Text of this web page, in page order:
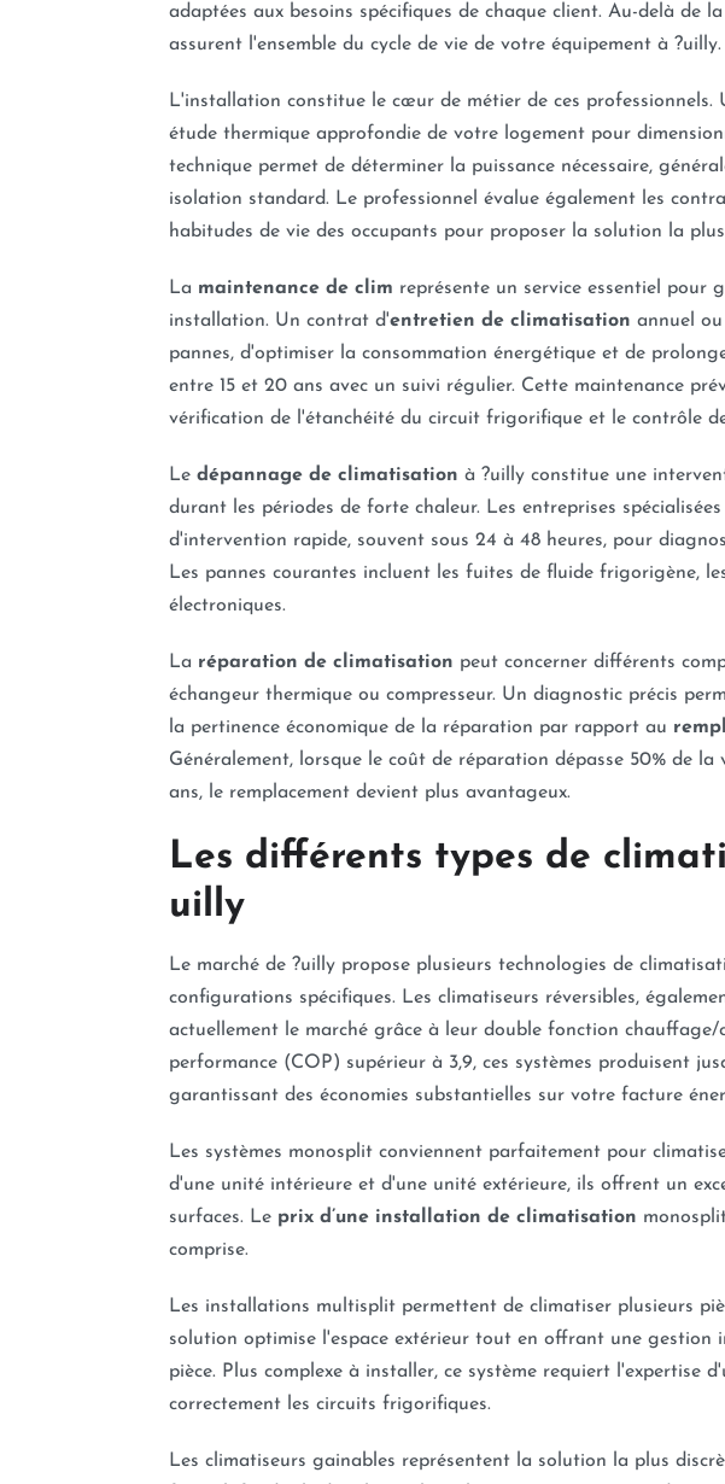
adaptées aux besoins spécifiques de chaque client. Au-delà de
assurent l'ensemble du cycle de vie de votre équipement à ?uilly.
L'installation constitue le cœur de métier de ces
étude thermique approfondie de votre logement pour
technique permet de déterminer la puissance nécessaire,
isolation standard. Le professionnel évalue également les
habitudes de vie des occupants pour proposer la solution la
La maintenance de clim représente un service essentiel pour
installation. Un contrat d'entretien de climatisation annuel
pannes, d'optimiser la consommation énergétique et de
entre 15 et 20 ans avec un suivi régulier. Cette maintenance
vérification de l'étanchéité du circuit frigorifique et le contrôle
Le dépannage de climatisation à ?uilly constitue une
durant les périodes de forte chaleur. Les entreprises
d'intervention rapide, souvent sous 24 à 48 heures, pour
Les pannes courantes incluent les fuites de fluide frigorigène,
électroniques.
La réparation de climatisation peut concerner différents
échangeur thermique ou compresseur. Un diagnostic précis
la pertinence économique de la réparation par rapport au
Généralement, lorsque le coût de réparation dépasse 50% de
ans, le remplacement devient plus avantageux.
Les différents types de
uilly
Le marché de ?uilly propose plusieurs technologies de
configurations spécifiques. Les climatiseurs réversibles,
actuellement le marché grâce à leur double fonction
performance (COP) supérieur à 3,9, ces systèmes produisent
garantissant des économies substantielles sur votre facture
Les systèmes monosplit conviennent parfaitement pour
d'une unité intérieure et d'une unité extérieure, ils offrent un
surfaces. Le prix d’une installation de climatisation
comprise.
Les installations multisplit permettent de climatiser plusieurs
solution optimise l'espace extérieur tout en offrant une gestion
pièce. Plus complexe à installer, ce système requiert l'expertise
correctement les circuits frigorifiques.
Les climatiseurs gainables représentent la solution la plus